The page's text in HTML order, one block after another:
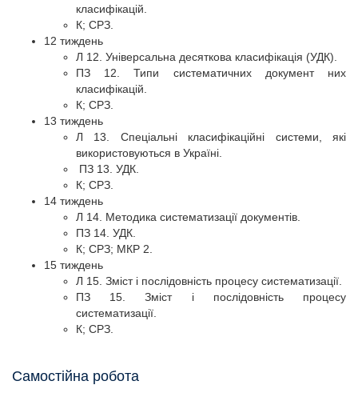
класифікацій.
К; СРЗ.
12 тиждень
Л 12. Універсальна десяткова класифікація (УДК).
ПЗ 12. Типи систематичних документ них
класифікацій.
К; СРЗ.
13 тиждень
Л 13. Спеціальні класифікаційні системи, які
використовуються в Україні.
ПЗ 13. УДК.
К; СРЗ.
14 тиждень
Л 14. Методика систематизації документів.
ПЗ 14. УДК.
К; СРЗ; МКР 2.
15 тиждень
Л 15. Зміст і послідовність процесу систематизації.
ПЗ 15. Зміст і послідовність процесу
систематизації.
К; СРЗ.
Самостійна робота